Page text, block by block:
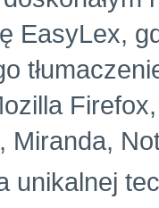
EasyLex,
Miranda,
unikalnej